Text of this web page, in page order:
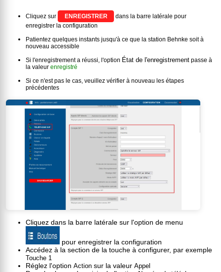
Cliquez sur ENREGISTRER
dans la barre latérale pour
enregistrer la configuration
Patientez quelques instants jusqu'à ce que la station Behnke soit à
nouveau accessible
Si l'enregistrement a réussi, l'option État de l'enregistrement passe à
la valeurenregistré
Si ce n'est pas le cas, veuillez vérifier à nouveau les étapes
précédentes
Cliquez dans la barre latérale sur l'option de menu
pour enregistrer la configuration
Accédez à la section de la touche à configurer, par exemple
Touche 1
Réglez l'optionAction sur la valeurAppel